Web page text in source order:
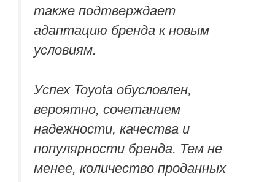
также подтверждает
адаптацию бренда к новым
условиям.
Успех Toyota обусловлен,
вероятно, сочетанием
надежности, качества и
популярности бренда. Тем не
менее, количество проданных